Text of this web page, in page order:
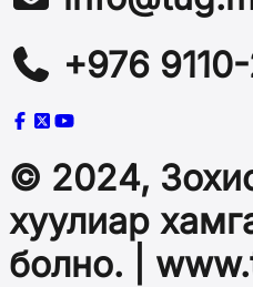
+976
© 2024,
хуулиар
болно. |